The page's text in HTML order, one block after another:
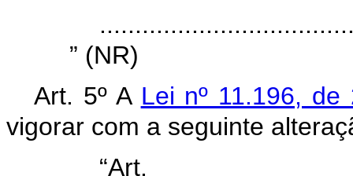
” (NR)
Art. 5º A Lei nº 11.196,
vigorar com a seguinte